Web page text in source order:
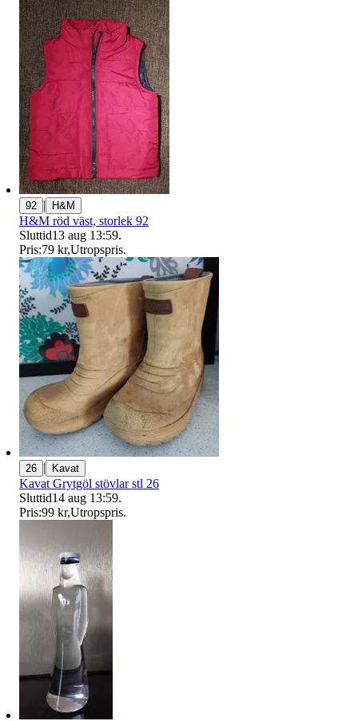
92 | H&M
H&M röd väst, storlek 92
Sluttid13 aug 13:59.
Pris:79 kr,Utropspris.
26 | Kavat
Kavat Grytgöl stövlar stl 26
Sluttid14 aug 13:59.
Pris:99 kr,Utropspris.